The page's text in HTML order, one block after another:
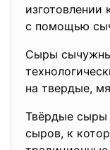
изготовлении
с помощью
Сыры
на твердые,
Твёрдые сыры
сыров, к